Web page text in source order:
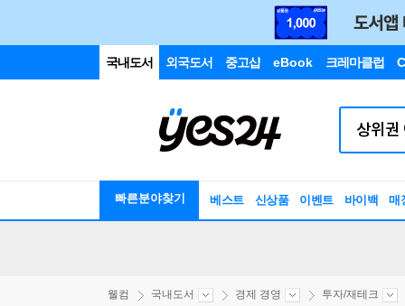
국내도서 외국도서 중고샵 eBook 크레마클럽
빠른분야찾기 베스트 신상품 이벤트 바이백 매
웰컴 국내도서 경제 경영 투자/재테크